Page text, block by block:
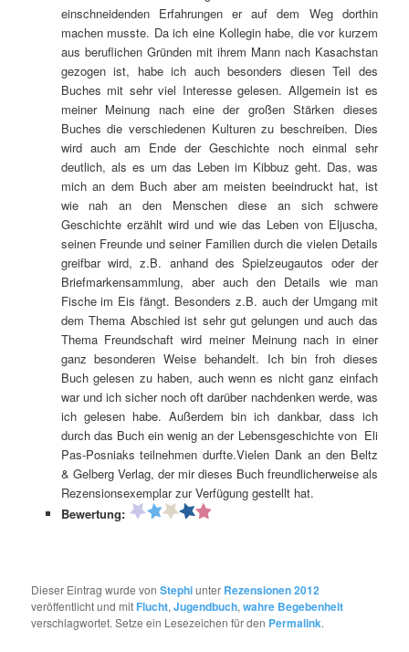
einschneidenden Erfahrungen er auf dem Weg dorthin
machen musste. Da ich eine Kollegin habe, die vor kurzem
aus beruflichen Gründen mit ihrem Mann nach Kasachstan
gezogen ist, habe ich auch besonders diesen Teil des
Buches mit sehr viel Interesse gelesen. Allgemein ist es
meiner Meinung nach eine der großen Stärken dieses
Buches die verschiedenen Kulturen zu beschreiben. Dies
wird auch am Ende der Geschichte noch einmal sehr
deutlich, als es um das Leben im Kibbuz geht. Das, was
mich an dem Buch aber am meisten beeindruckt hat, ist
wie nah an den Menschen diese an sich schwere
Geschichte erzählt wird und wie das Leben von Eljuscha,
seinen Freunde und seiner Familien durch die vielen Details
greifbar wird, z.B. anhand des Spielzeugautos oder der
Briefmarkensammlung, aber auch den Details wie man
Fische im Eis fängt. Besonders z.B. auch der Umgang mit
dem Thema Abschied ist sehr gut gelungen und auch das
Thema Freundschaft wird meiner Meinung nach in einer
ganz besonderen Weise behandelt. Ich bin froh dieses
Buch gelesen zu haben, auch wenn es nicht ganz einfach
war und ich sicher noch oft darüber nachdenken werde, was
ich gelesen habe. Außerdem bin ich dankbar, dass ich
durch das Buch ein wenig an der Lebensgeschichte von Eli
Pas-Posniaks teilnehmen durfte.Vielen Dank an den Beltz
& Gelberg Verlag, der mir dieses Buch freundlicherweise als
Rezensionsexemplar zur Verfügung gestellt hat.
Bewertung:
Dieser Eintrag wurde vonStephiunter Rezensionen 2012
veröffentlicht und mit Flucht,Jugendbuch,wahre Begebenheit
verschlagwortet. Setze ein Lesezeichen für den Permalink.